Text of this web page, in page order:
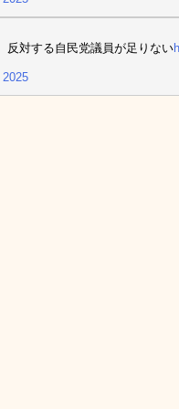
反対する自民党議員が足りない